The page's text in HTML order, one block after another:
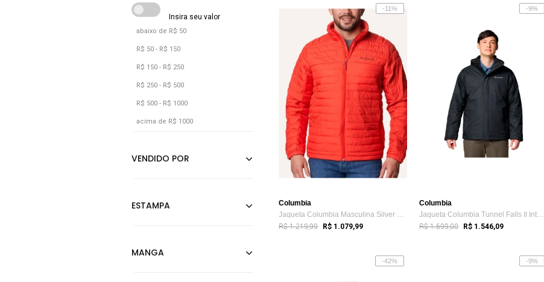
Preto
Verde
Vermelho
abaixo de R$ 50
R$ 50 - R$ 150
R$ 150 - R$ 250
R$ 250 - R$ 500
R$ 500 - R$ 1000
acima de R$ 1000
-11%
Columbia
Jaqueta Columbia Masculina Silver Falls ...
R$ 1.219,99 R$ 1.079,99
-9%
Columbia
Jaqueta Columbia Tunnel Falls II Interch...
R$ 1.699,00 R$ 1.546,09
-42% -9%